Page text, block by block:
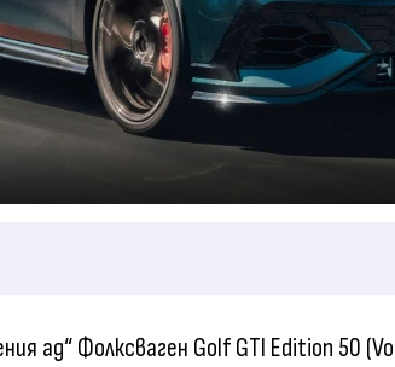
ад“ Фолксваген Golf GTI Edition 50